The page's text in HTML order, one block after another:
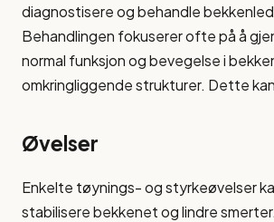
diagnostisere og behandle
Behandlingen fokuserer ofte på å
normal funksjon og bevegelse i
omkringliggende strukturer. Dette
Øvelser
Enkelte tøynings- og styrkeøvelser
stabilisere bekkenet og lindre